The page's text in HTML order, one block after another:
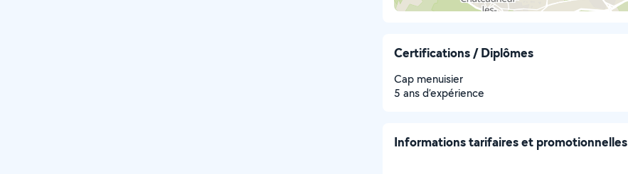
Certifications / Diplômes
Cap menuisier
5 ans d’expérience
Informations tarifaires et promotionnelles